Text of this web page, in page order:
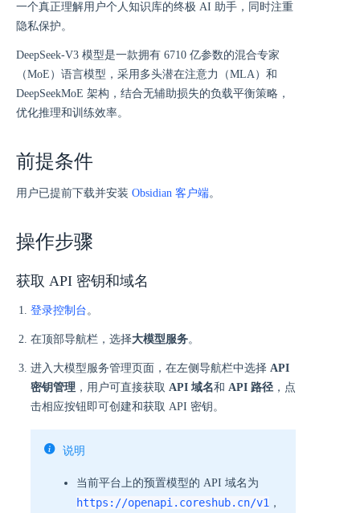
一个真正理解用户个人知识库的终极 AI 助手，同时注重
隐私保护。
DeepSeek-V3 模型是一款拥有 6710 亿参数的混合专家
（MoE）语言模型，采用多头潜在注意力（MLA）和
DeepSeekMoE 架构，结合无辅助损失的负载平衡策略，
优化推理和训练效率。
前提条件
用户已提前下载并安装 Obsidian 客户端。
操作步骤
获取 API 密钥和域名
登录控制台。
在顶部导航栏，选择大模型服务。
进入大模型服务管理页面，在左侧导航栏中选择 API
密钥管理 ，用户可直接获取 API 域名和 API 路径 ，点
击相应按钮即可创建和获取 API 密钥。
说明
当前平台上的预置模型的 API 域名为
https://openapi.coreshub.cn/v1 ，